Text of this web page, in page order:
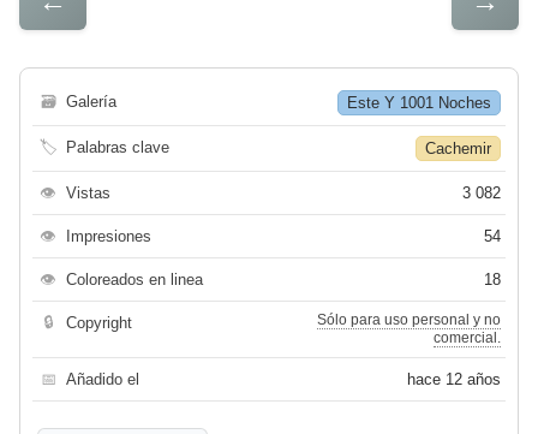
🗃 Galería Este Y 1001 Noches
🏷 Palabras clave Cachemir
👁 Vistas 3 082
👁 Impresiones 54
👁 Coloreados en linea 18
🔒 Copyright
Sólo para uso personal y no
comercial.
📅 Añadido el hace 12 años